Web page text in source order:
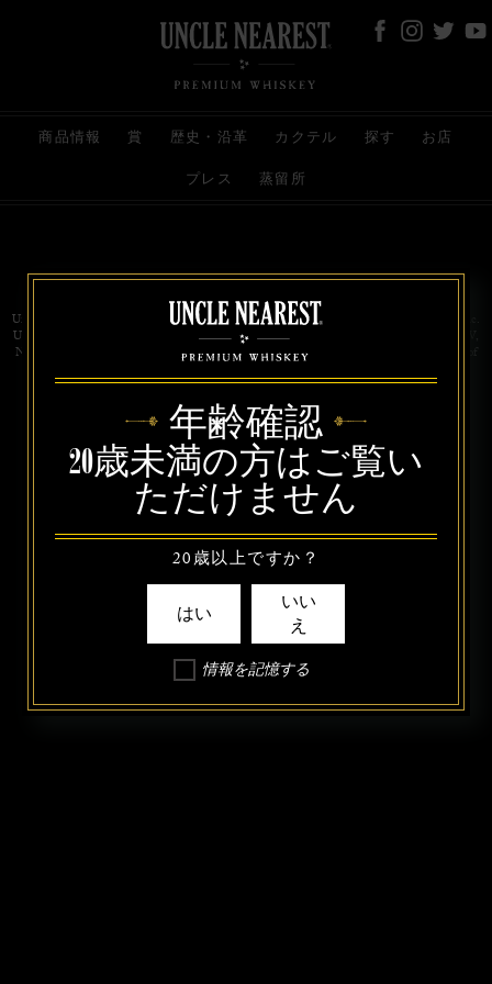
商品情報 賞 歴史・沿革 カクテル 探す お店
プレス 蒸留所
お問い合わせ 代理店 規約と条件
プライバシー
Uncle Nearest Premium Whiskey is wholly and independently owned by Uncle Nearest, Inc.
UNCLE NEAREST, THE BEST WHISKEY MAKER THE WORLD NEVER KNEW,
NATHAN GREEN, NEAREST GREEN, and DRINK HONORABLY are trademarks of
年齢確認
20歳未満の方はご覧い
ただけません
20歳以上ですか？
はい
いい
え
情報を記憶する